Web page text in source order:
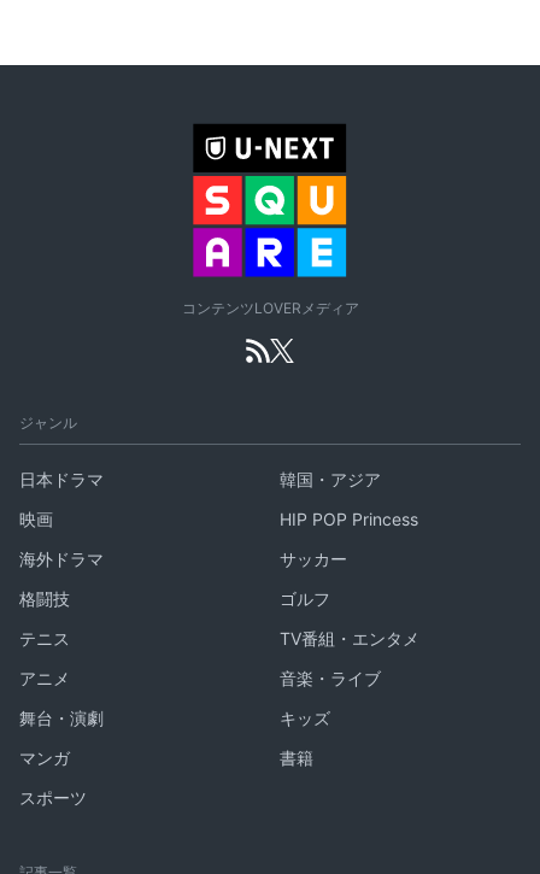
コンテンツLOVERメディア
ジャンル
日本ドラマ
韓国・アジア
映画
HIP POP Princess
海外ドラマ
サッカー
格闘技
ゴルフ
テニス
TV番組・エンタメ
アニメ
音楽・ライブ
舞台・演劇
キッズ
マンガ
書籍
スポーツ